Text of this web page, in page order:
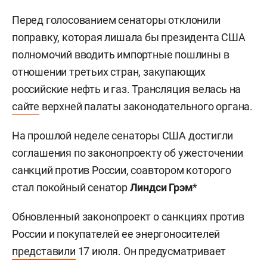
Перед голосованием сенаторы отклонили
поправку, которая лишала бы президента США
полномочий вводить импортные пошлины в
отношении третьих стран, закупающих
российские нефть и газ. Трансляция велась на
сайте верхней палаты законодательного органа.
На прошлой неделе сенаторы США достигли
соглашения по законопроекту об ужесточении
санкций против России, соавтором которого
стал покойный сенаторЛиндси Грэм*
Обновленный законопроект о санкциях против
России и покупателей ее энергоносителей
представили 17 июля. Он предусматривает